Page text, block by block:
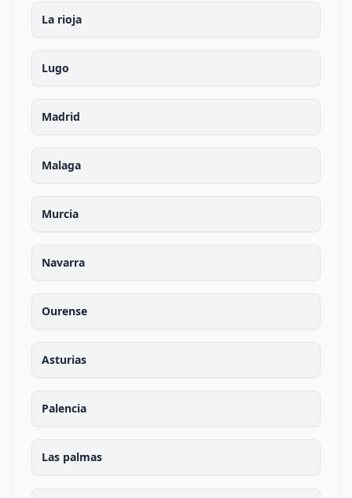
La rioja
Lugo
Madrid
Malaga
Murcia
Navarra
Ourense
Asturias
Palencia
Las palmas